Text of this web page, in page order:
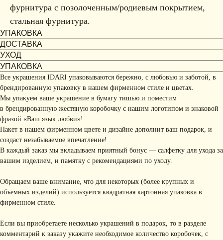
фурнитура с позолоченным/родиевым покрытием,
стальная фурнитура.
УПАКОВКА
ДОСТАВКА
УХОД
УПАКОВКА
Все украшения IDARI упаковываются бережно, с любовью и заботой, в
брендированную упаковку в нашем фирменном стиле и цветах.
Мы упакуем ваше украшение в бумагу тишью и поместим
в брендированную жестяную коробочку с нашим логотипом и знаковой
фразой «Ваш язык любви»!
Пакет в нашем фирменном цвете и дизайне дополнит ваш подарок, и
создаст незабываемое впечатление!
В каждый заказ мы вкладываем приятный бонус — салфетку для ухода за
вашим изделием, и памятку с рекомендациями по уходу.
Обращаем ваше внимание, что для некоторых (более крупных и
объемных изделий) используется квадратная картонная упаковка в
фирменном стиле.
Если вы приобретаете несколько украшений в подарок, то в разделе
комментарий к заказу укажите необходимое количество коробочек, с